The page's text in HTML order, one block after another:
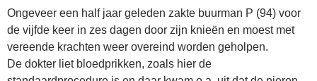
Ongeveer een half jaar geleden zakte buurman P (94) voor
de vijfde keer in zes dagen door zijn knieën en moest met
vereende krachten weer overeind worden geholpen.
De dokter liet bloedprikken, zoals hier de